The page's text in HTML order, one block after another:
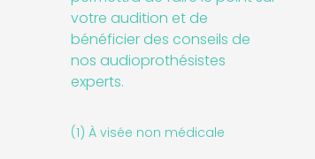
votre audition et de
bénéficier des conseils de
nos audioprothésistes
experts.
(1) À visée non médicale